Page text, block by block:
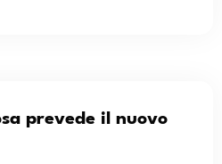
prevede il nuovo